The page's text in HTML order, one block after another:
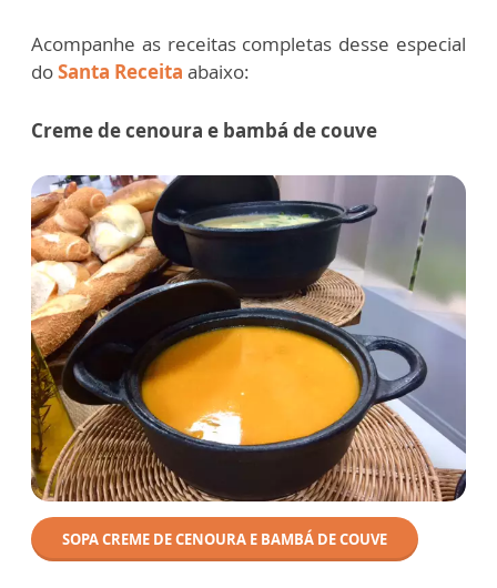
Acompanhe as receitas completas desse especial
doSanta Receita abaixo:
Creme de cenoura e bambá de couve
SOPA CREME DE CENOURA E BAMBÁ DE COUVE